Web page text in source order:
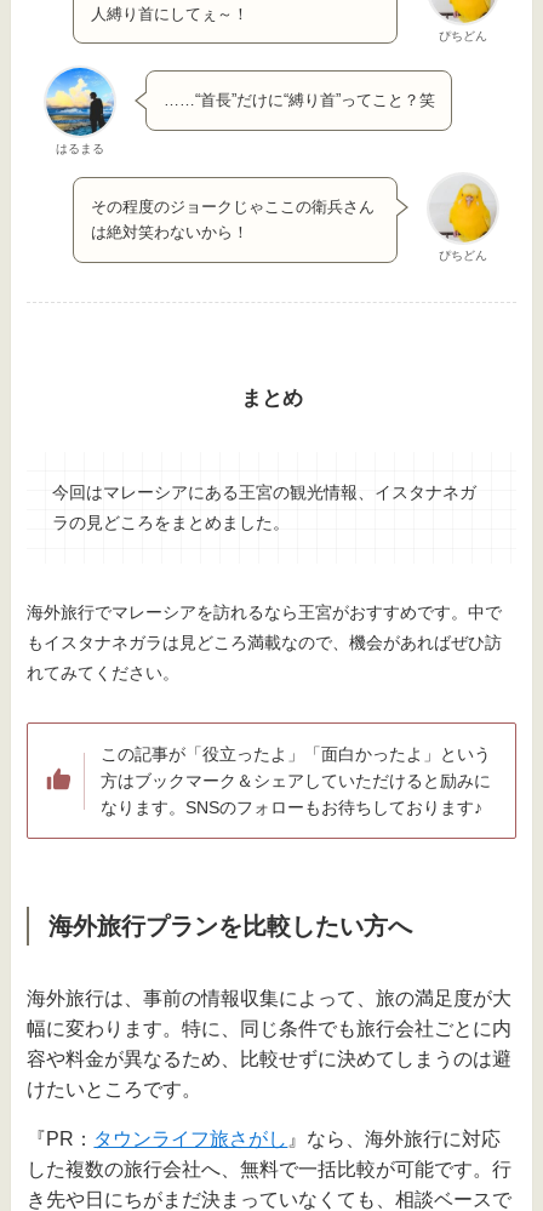
ぴちどん
人縛り首にしてぇ～！
はるまる
……“首長”だけに“縛り首”ってこと？笑
ぴちどん
その程度のジョークじゃここの衛兵さん
は絶対笑わないから！
まとめ
今回はマレーシアにある王宮の観光情報、イスタナネガ
ラの見どころをまとめました。
海外旅行でマレーシアを訪れるなら王宮がおすすめです。中で
もイスタナネガラは見どころ満載なので、機会があればぜひ訪
れてみてください。
この記事が「役立ったよ」「面白かったよ」という
方はブックマーク＆シェアしていただけると励みに
なります。SNSのフォローもお待ちしております♪
海外旅行プランを比較したい方へ
海外旅行は、事前の情報収集によって、旅の満足度が大
幅に変わります。特に、同じ条件でも旅行会社ごとに内
容や料金が異なるため、比較せずに決めてしまうのは避
けたいところです。
『PR： タウンライフ旅さがし 』なら、海外旅行に対応
した複数の旅行会社へ、無料で一括比較が可能です。行
き先や日にちがまだ決まっていなくても、相談ベースで